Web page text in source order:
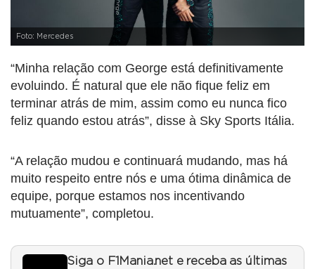
Foto: Mercedes
“Minha relação com George está definitivamente
evoluindo. É natural que ele não fique feliz em
terminar atrás de mim, assim como eu nunca fico
feliz quando estou atrás”, disse à Sky Sports Itália.
“A relação mudou e continuará mudando, mas há
muito respeito entre nós e uma ótima dinâmica de
equipe, porque estamos nos incentivando
mutuamente”, completou.
Siga o F1Mania.net e receba as últimas